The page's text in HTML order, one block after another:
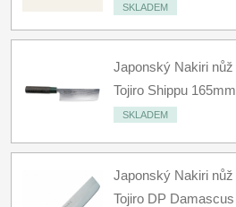
SKLADEM
Japonský Nakiri nůž
Tojiro Shippu 165mm
SKLADEM
Japonský Nakiri nůž
Tojiro DP Damascus